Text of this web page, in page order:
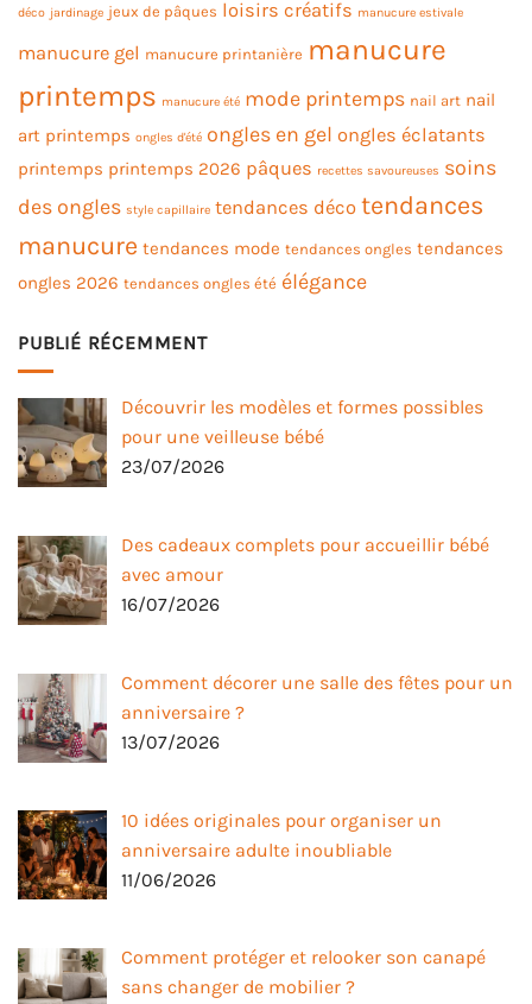
déco jardinage jeux de pâques loisirs créatifs manucure estivale
manucure gel manucure printanière manucure
printemps manucure été mode printemps nail art nail
art printemps ongles d'été ongles en gel ongles éclatants
printemps printemps 2026 pâques recettes savoureuses soins
des ongles style capillaire tendances déco tendances
manucure tendances mode tendances ongles tendances
ongles 2026 tendances ongles été élégance
PUBLIÉ RÉCEMMENT
Découvrir les modèles et formes possibles
pour une veilleuse bébé
23/07/2026
Des cadeaux complets pour accueillir bébé
avec amour
16/07/2026
Comment décorer une salle des fêtes pour un
anniversaire ?
13/07/2026
10 idées originales pour organiser un
anniversaire adulte inoubliable
11/06/2026
Comment protéger et relooker son canapé
sans changer de mobilier ?